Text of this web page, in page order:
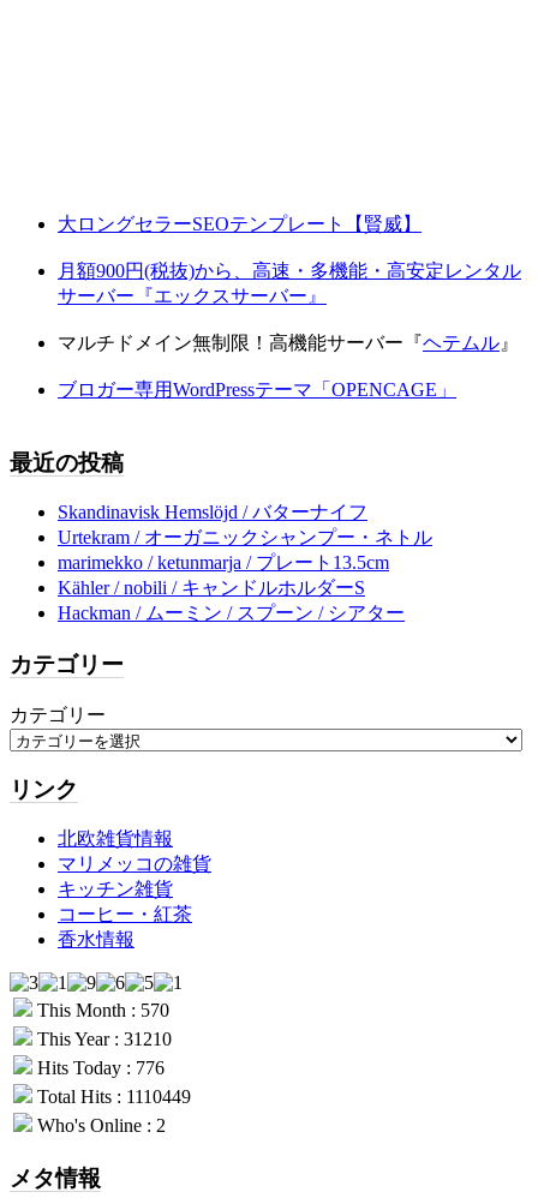
大ロングセラーSEOテンプレート【賢威】
月額900円(税抜)から、高速・多機能・高安定レンタル
サーバー『エックスサーバー』
マルチドメイン無制限！高機能サーバー『ヘテムル 』
ブロガー専用WordPressテーマ「OPENCAGE」
最近の投稿
Skandinavisk Hemslöjd / バターナイフ
Urtekram / オーガニックシャンプー・ネトル
marimekko / ketunmarja / プレート13.5cm
Kähler / nobili / キャンドルホルダーS
Hackman / ムーミン / スプーン / シアター
カテゴリー
カテゴリー
リンク
北欧雑貨情報
マリメッコの雑貨
キッチン雑貨
コーヒー・紅茶
香水情報
This Month : 570
This Year : 31210
Hits Today : 776
Total Hits : 1110449
Who's Online : 2
メタ情報